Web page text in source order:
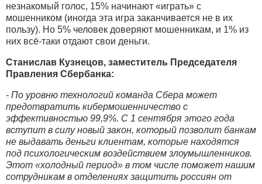
незнакомый голос, 15% начинают «играть» с
мошенником (иногда эта игра заканчивается не в их
пользу). Но 5% человек доверяют мошенникам, и 1% из
них всё-таки отдают свои деньги.
Станислав Кузнецов, заместитель Председателя
Правления Сбербанка:
- По уровню технологий команда Сбера может
предотвратить кибермошенничество с
эффективностью 99,9%. С 1 сентября этого года
вступит в силу новый закон, который позволит банкам
не выдавать деньги клиентам, которые находятся
под психологическим воздействием злоумышленников.
Этот «холодный период» в том числе поможет нашим
сотрудникам в отделениях защитить россиян от